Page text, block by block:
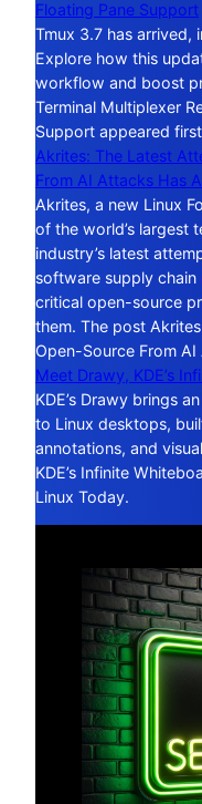
Floating Pane Support
Tmux 3.7 has
Explore how this
workflow and boost
Terminal Multiplexer
Support appeared
Akrites: The Latest
From AI Attacks Has
Akrites, a new Linux
of the world’s largest
industry’s latest
software supply chain
critical open-source
them. The post
Open-Source From
Meet Drawy, KDE’s
KDE’s Drawy brings
to Linux desktops,
annotations, and
KDE’s Infinite
Linux Today.